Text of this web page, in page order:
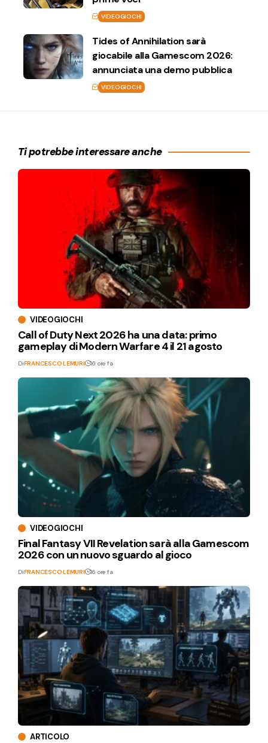
VIDEOGIOCHI
Tides of Annihilation sarà
giocabile alla Gamescom 2026:
annunciata una demo pubblica
VIDEOGIOCHI
Ti potrebbe interessare anche
VIDEOGIOCHI
Call of Duty Next 2026 ha una data: primo
gameplay di Modern Warfare 4 il 21 agosto
DiFRANCESCO LEMURI 16 ore fa
VIDEOGIOCHI
Final Fantasy VII Revelation sarà alla Gamescom
2026 con un nuovo sguardo al gioco
DiFRANCESCO LEMURI 16 ore fa
ARTICOLO